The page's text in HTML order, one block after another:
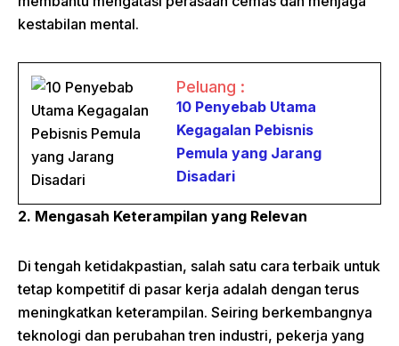
kestabilan mental.
Peluang :
10 Penyebab Utama
Kegagalan Pebisnis
Pemula yang Jarang
Disadari
2. Mengasah Keterampilan yang Relevan
Di tengah ketidakpastian, salah satu cara terbaik untuk
tetap kompetitif di pasar kerja adalah dengan terus
meningkatkan keterampilan. Seiring berkembangnya
teknologi dan perubahan tren industri, pekerja yang